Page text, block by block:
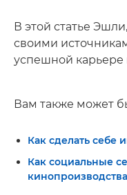
В этой статье
своими
успешной карьере
Вам также может
Как сделать себе
Как социальные
кинопроизводства